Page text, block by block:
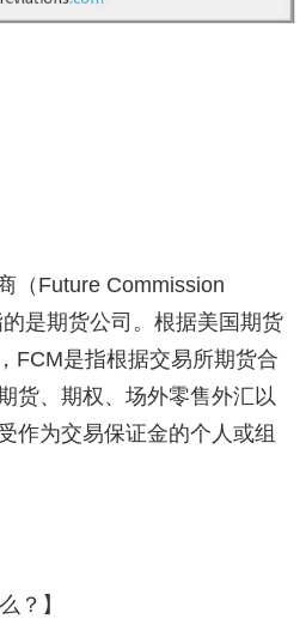
（Future Commission
是期货公司。根据美国期货
FCM是指根据交易所期货合
货、期权、场外零售外汇以
作为交易保证金的个人或组
？】